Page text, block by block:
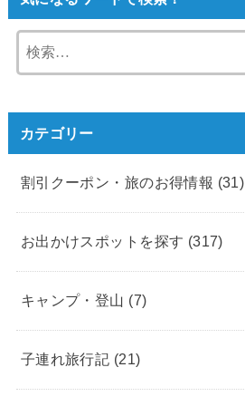
索:
カテゴリー
割引クーポン・旅のお得情報 (31)
お出かけスポットを探す (317)
キャンプ・登山 (7)
子連れ旅行記 (21)